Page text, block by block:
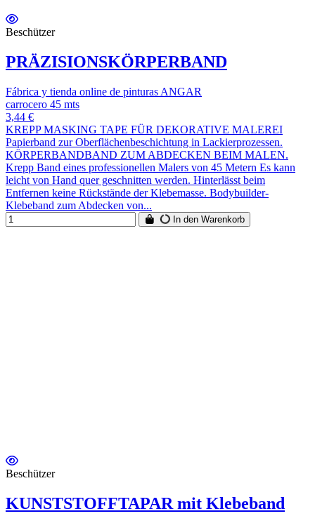
Beschützer
PRÄZISIONSKÖRPERBAND
Fábrica y tienda online de pinturas ANGAR
carrocero 45 mts
3,44 €
KREPP MASKING TAPE FÜR DEKORATIVE MALEREI
Papierband zur Oberflächenbeschichtung in Lackierprozessen.
KÖRPERBANDBAND ZUM ABDECKEN BEIM MALEN.
Krepp Band eines professionellen Malers von 45 Metern Es kann
leicht von Hand quer geschnitten werden. Hinterlässt beim
Entfernen keine Rückstände der Klebemasse. Bodybuilder-
Klebeband zum Abdecken von...
In den Warenkorb
Beschützer
KUNSTSTOFFTAPAR mit Klebeband